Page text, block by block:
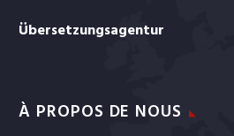
Übersetzungsagentur
À PROPOS DE NOUS